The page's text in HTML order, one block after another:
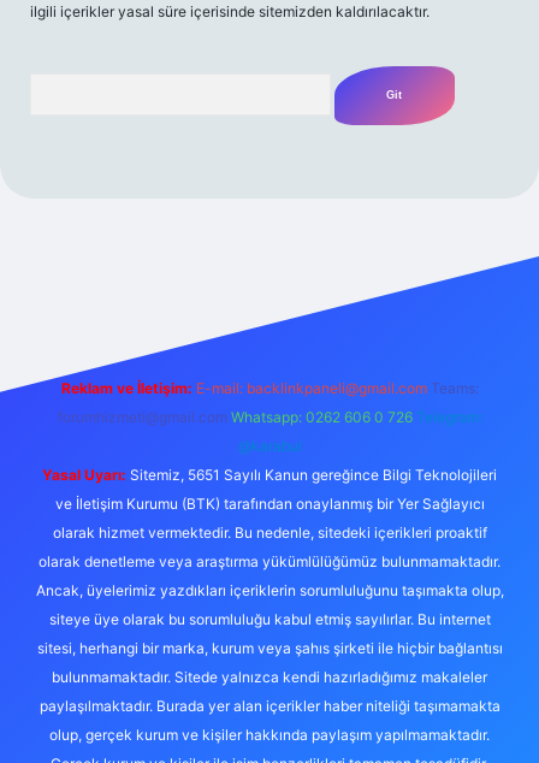
ilgili içerikler yasal süre içerisinde sitemizden kaldırılacaktır.
Reklam ve İletişim: E-mail: backlinkpaneli@gmail.com Teams:
forumhizmeti@gmail.com Whatsapp: 0262 606 0 726 Telegram:
@karabul
Yasal Uyarı: Sitemiz, 5651 Sayılı Kanun gereğince Bilgi Teknolojileri
ve İletişim Kurumu (BTK) tarafından onaylanmış bir Yer Sağlayıcı
olarak hizmet vermektedir. Bu nedenle, sitedeki içerikleri proaktif
olarak denetleme veya araştırma yükümlülüğümüz bulunmamaktadır.
Ancak, üyelerimiz yazdıkları içeriklerin sorumluluğunu taşımakta olup,
siteye üye olarak bu sorumluluğu kabul etmiş sayılırlar. Bu internet
sitesi, herhangi bir marka, kurum veya şahıs şirketi ile hiçbir bağlantısı
bulunmamaktadır. Sitede yalnızca kendi hazırladığımız makaleler
paylaşılmaktadır. Burada yer alan içerikler haber niteliği taşımamakta
olup, gerçek kurum ve kişiler hakkında paylaşım yapılmamaktadır.